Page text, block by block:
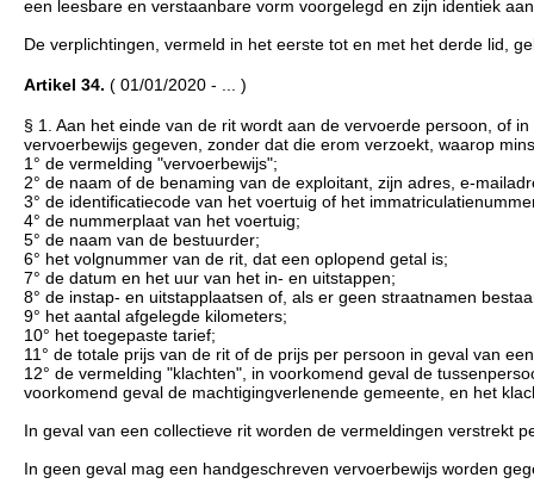
een leesbare en verstaanbare vorm voorgelegd en zijn identiek
De verplichtingen, vermeld in het eerste tot en met het derde lid,
Artikel 34. ( 01/01/2020 - ... )
§ 1. Aan het einde van de rit wordt aan de vervoerde persoon, of
vervoerbewijs gegeven, zonder dat die erom verzoekt, waarop
1° de vermelding "vervoerbewijs";
2° de naam of de benaming van de exploitant, zijn adres, e-
3° de identificatiecode van het voertuig of het
4° de nummerplaat van het voertuig;
5° de naam van de bestuurder;
6° het volgnummer van de rit, dat een oplopend getal is;
7° de datum en het uur van het in- en uitstappen;
8° de instap- en uitstapplaatsen of, als er geen straatnamen
9° het aantal afgelegde kilometers;
10° het toegepaste tarief;
11° de totale prijs van de rit of de prijs per persoon in geval van
12° de vermelding "klachten", in voorkomend geval de
voorkomend geval de machtigingverlenende gemeente, en het
In geval van een collectieve rit worden de vermeldingen verstrekt
In geen geval mag een handgeschreven vervoerbewijs worden